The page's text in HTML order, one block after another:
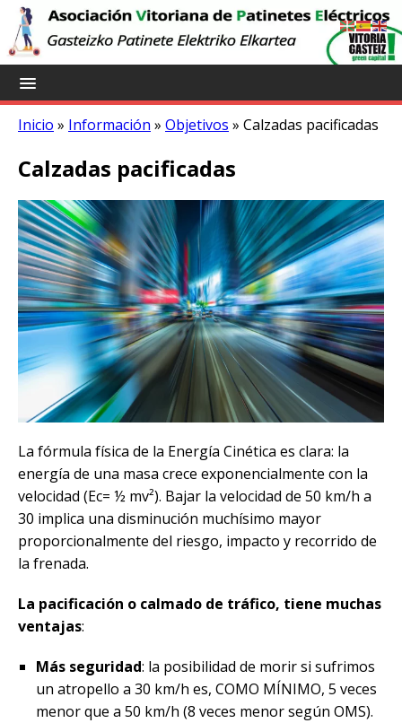
Inicio » Información » Objetivos » Calzadas pacificadas
Calzadas pacificadas
La fórmula física de la Energía Cinética es clara: la
energía de una masa crece exponencialmente con la
velocidad (Ec= ½ mv²). Bajar la velocidad de 50 km/h a
30 implica una disminución muchísimo mayor
proporcionalmente del riesgo, impacto y recorrido de
la frenada.
La pacificación o calmado de tráfico, tiene muchas
ventajas:
Más seguridad: la posibilidad de morir si sufrimos
un atropello a 30 km/h es, COMO MÍNIMO, 5 veces
menor que a 50 km/h (8 veces menor según OMS).